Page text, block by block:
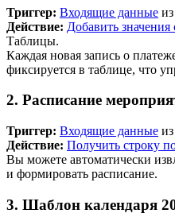
Триггер: Входящие данные
Действие: Добавить значения
Таблицы.
Каждая новая запись о
фиксируется в таблице, что
2. Расписание
Триггер: Входящие данные
Действие: Получить строку
Вы можете автоматически
и формировать расписание.
3. Шаблон календаря